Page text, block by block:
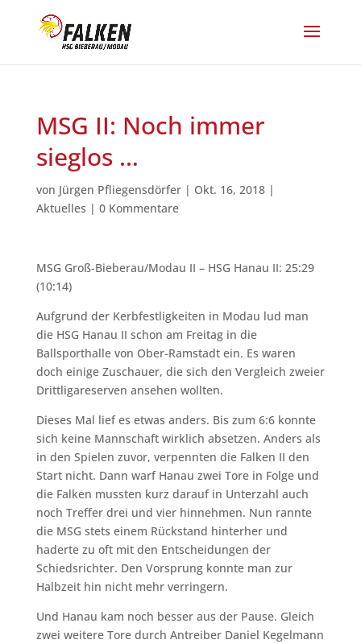
MSG II: Noch immer
sieglos …
von Jürgen Pfliegensdörfer| Okt. 16, 2018|
Aktuelles | 0 Kommentare
MSG Groß-Bieberau/Modau II – HSG Hanau II: 25:29
(10:14)
Aufgrund der Kerbfestligkeiten in Modau lud man
die HSG Hanau II schon am Freitag in die
Ballsporthalle von Ober-Ramstadt ein. Es waren
doch einige Zuschauer, die sich den Vergleich zweier
Drittligareserven ansehen wollten.
Dieses Mal lief es etwas anders. Bis zum 6:6 konnte
sich keine Mannschaft wirklich absetzen. Anders als
in den Spielen zuvor, verpennten die Falken II den
Start nicht. Dann warf Hanau zwei Tore in Folge und
die Falken mussten kurz darauf in Unterzahl auch
noch Treffer drei und vier hinnehmen. Nun rannte
die MSG stets einem Rückstand hinterher und
haderte zu oft mit den Entscheidungen der
Schiedsrichter. Den Vorsprung konnte man zur
Halbzeit hin nicht mehr verringern.
Und Hanau kam noch besser aus der Pause. Gleich
zwei weitere Tore durch Antreiber Daniel Kegelmann